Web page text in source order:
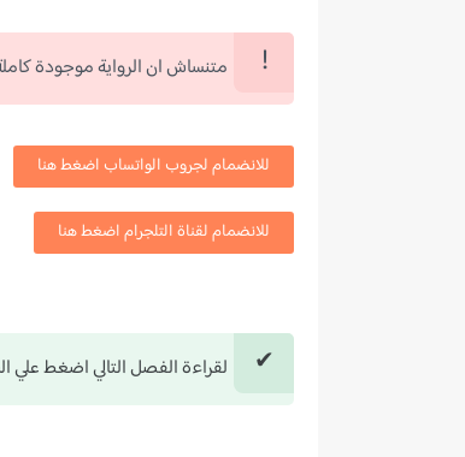
متنساش ان الرواية موجودة
للانضمام لجروب الواتساب اضغط هنا
للانضمام لقناة التلجرام اضغط هنا
لقراءة الفصل التالي اضغط علي